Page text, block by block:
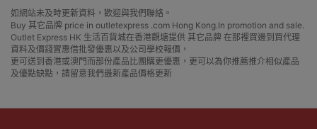
如網站未及時更新資料，歡迎與我們聯絡。
Buy 其它品牌 price in outletexpress .com Hong Kong.In promotion and sale.
Outlet Express HK 生活百貨城在香港觀塘提供 其它品牌 在那裡買邊到買代理
資料及價錢實惠借批發優惠以及公司學校報價，
更可送到香港或澳門而部份產品比團購更優惠，更可以為你推薦推介相似產品
及優點缺點，請留意我們最新產品價格更新